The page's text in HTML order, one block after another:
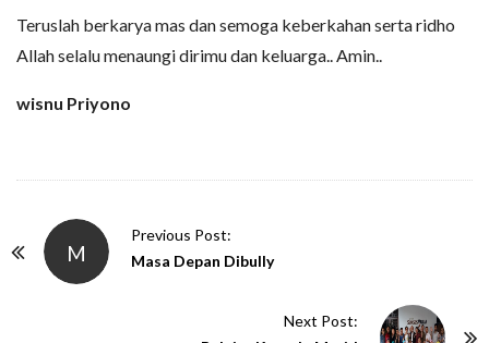
Teruslah berkarya mas dan semoga keberkahan serta ridho
Allah selalu menaungi dirimu dan keluarga.. Amin..
wisnu Priyono
M
Previous Post:
Masa Depan Dibully
Next Post: